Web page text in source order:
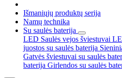
Išmaniųjų produktų serija
Namų technika
Su saulės baterija
LED Saulės vejos šviestuvai
juostos su saulės baterija
Gatvės šviestuvai su saulės
baterija Girlendos su saulės